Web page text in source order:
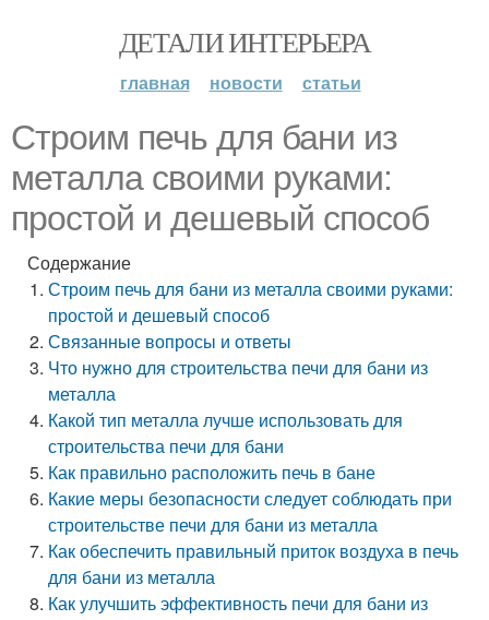
ДЕТАЛИ ИНТЕРЬЕРА
главная новости статьи
Строим печь для бани из
металла своими руками:
простой и дешевый способ
Содержание
Строим печь для бани из металла своими руками:
простой и дешевый способ
Связанные вопросы и ответы
Что нужно для строительства печи для бани из
металла
Какой тип металла лучше использовать для
строительства печи для бани
Как правильно расположить печь в бане
Какие меры безопасности следует соблюдать при
строительстве печи для бани из металла
Как обеспечить правильный приток воздуха в печь
для бани из металла
Как улучшить эффективность печи для бани из